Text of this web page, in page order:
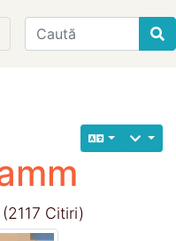
Find
Citiri)